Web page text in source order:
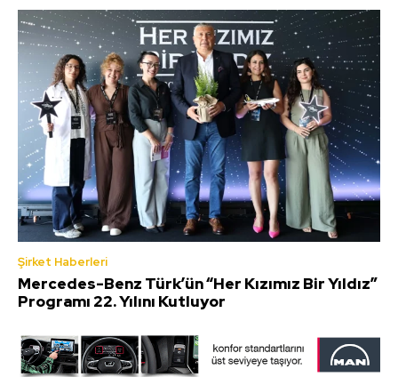
Şirket Haberleri
Mercedes-Benz Türk’ün “Her Kızımız Bir Yıldız”
Programı 22. Yılını Kutluyor